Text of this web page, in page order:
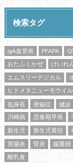
検索タグ
IgA血管炎 PFAPA
おたふくかぜ
けいれ
エムスリーデジカル
ヒトメタニューモウイ
低身長
便秘症 健診
川崎病
思春期早発
新生児
新生児黄疸
胃腸炎
腎炎 腸重積
離乳食